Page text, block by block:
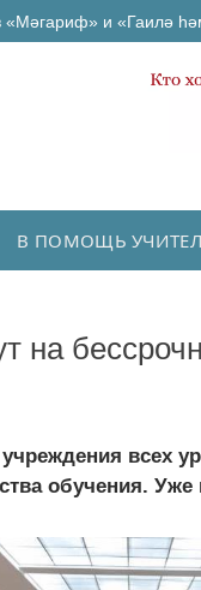
и «Гаилә
В ПОМОЩЬ
на
всех
обучения.